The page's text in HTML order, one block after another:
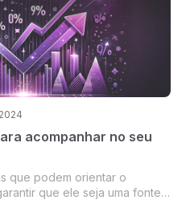
acompanhar no seu
que podem orientar o
que ele seja uma fonte